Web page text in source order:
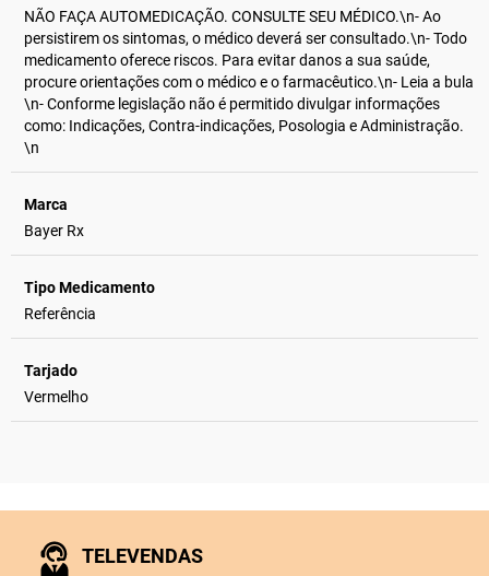
NÃO FAÇA AUTOMEDICAÇÃO. CONSULTE SEU MÉDICO.\n- Ao
persistirem os sintomas, o médico deverá ser consultado.\n- Todo
medicamento oferece riscos. Para evitar danos a sua saúde,
procure orientações com o médico e o farmacêutico.\n- Leia a bula
\n- Conforme legislação não é permitido divulgar informações
como: Indicações, Contra-indicações, Posologia e Administração.
\n
Marca
Bayer Rx
Tipo Medicamento
Referência
Tarjado
Vermelho
TELEVENDAS